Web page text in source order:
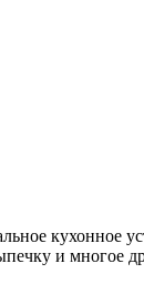
кухонное
и многое